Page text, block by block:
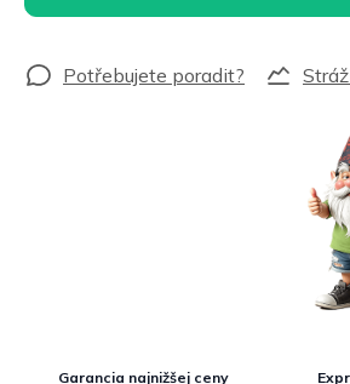
Garancia najnižšej ceny